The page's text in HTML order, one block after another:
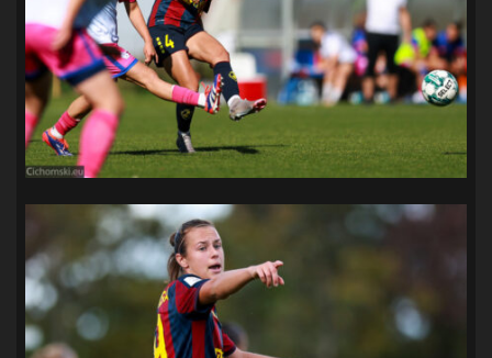
SANDRA SPA POGOŃ SZCZECIN(100) (63)
SPARING(110) SPR POGOŃ SZCZECIN(72)
SPÓJNIA STARGARD(35) STOCZNIA SZCZECIN(40)
SUPERLIGA KOBIET SUPERLIGA MĘŻCZYZN
TAURON LIGA KOBIET(106) TENIS(26) TREFL SOPOT (26)
WYGRANA(43) ZAGŁĘBIE LUBIN(36) ŚLĄSK WROCŁAW(29)
ŚWIT SKOLWIN(111)